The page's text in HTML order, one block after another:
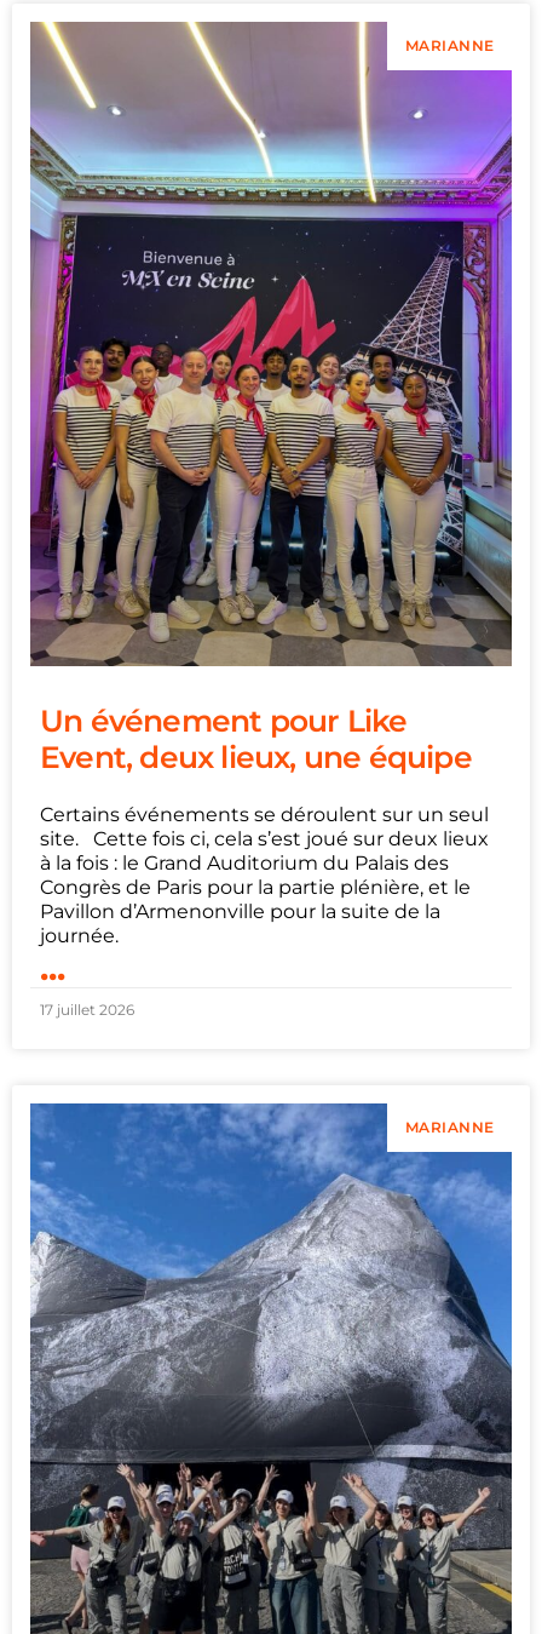
MARIANNE
Un événement pour Like
Event, deux lieux, une équipe
Certains événements se déroulent sur un seul
site. Cette fois ci, cela s’est joué sur deux lieux
à la fois : le Grand Auditorium du Palais des
Congrès de Paris pour la partie plénière, et le
Pavillon d’Armenonville pour la suite de la
journée.
...
17 juillet 2026
MARIANNE